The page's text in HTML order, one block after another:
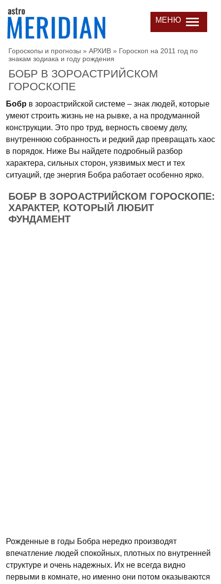
МЕНЮ
Гороскопы и прогнозы » АРХИВ » Гороскоп на 2011 год по
знакам зодиака и году рождения
БОБР В ЗОРОАСТРИЙСКОМ
ГОРОСКОПЕ
Бобр в зороастрийской системе – знак людей, которые
умеют строить жизнь не на рывке, а на продуманной
конструкции. Это про труд, верность своему делу,
внутреннюю собранность и редкий дар превращать хаос
в порядок. Ниже Вы найдете подробный разбор
характера, сильных сторон, уязвимых мест и тех
ситуаций, где энергия Бобра работает особенно ярко.
БОБР В ЗОРОАСТРИЙСКОМ ГОРОСКОПЕ:
ХАРАКТЕР, КОТОРЫЙ ЛЮБИТ
ФУНДАМЕНТ
Рожденные в годы Бобра нередко производят
впечатление людей спокойных, плотных по внутренней
структуре и очень надежных. Их не всегда видно
первыми в комнате, но именно они потом оказываются